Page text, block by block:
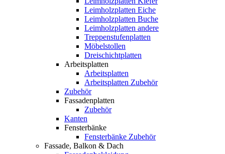
Leimholzplatten Eiche
Leimholzplatten Buche
Leimholzplatten andere
Treppenstufenplatten
Möbelstollen
Dreischichtplatten
Arbeitsplatten
Arbeitsplatten
Arbeitsplatten Zubehör
Zubehör
Fassadenplatten
Zubehör
Kanten
Fensterbänke
Fensterbänke Zubehör
Fassade, Balkon & Dach